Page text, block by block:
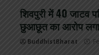
शिवपुरी में 40 जाटव
छुआछूत का आरोप लगाते
BuddhistBharat